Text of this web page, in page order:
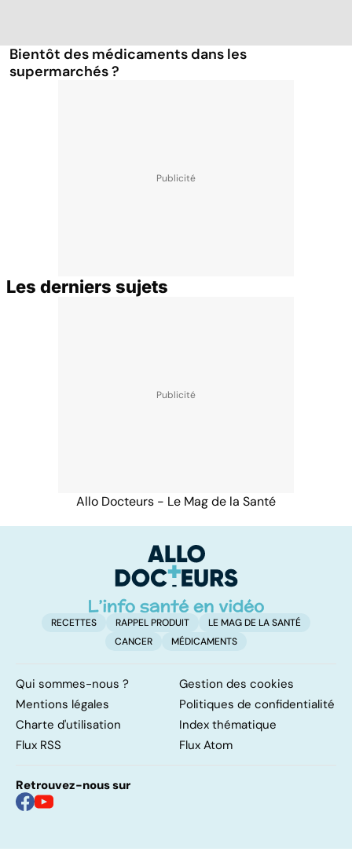
Bientôt des médicaments dans les
supermarchés ?
Les derniers sujets
Allo Docteurs - Le Mag de la Santé
RECETTES RAPPEL PRODUIT
LE MAG DE LA SANTÉ
CANCER
MÉDICAMENTS
Qui sommes-nous ?
Gestion des cookies
Mentions légales
Politiques de confidentialité
Charte d'utilisation
Index thématique
Flux RSS
Flux Atom
Retrouvez-nous sur